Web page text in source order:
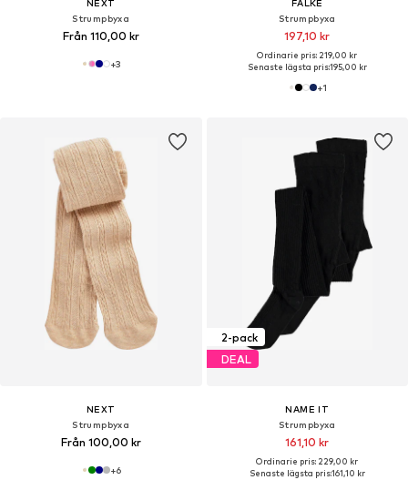
NEXT
Strumpbyxa
Från 110,00 kr
+3
FALKE
Strumpbyxa
197,10 kr
Ordinarie pris: 219,00 kr
Senaste lägsta pris:195,00 kr
+1
NEXT
Strumpbyxa
Från 100,00 kr
+6
2-pack
DEAL
NAME IT
Strumpbyxa
161,10 kr
Ordinarie pris: 229,00 kr
Senaste lägsta pris:161,10 kr